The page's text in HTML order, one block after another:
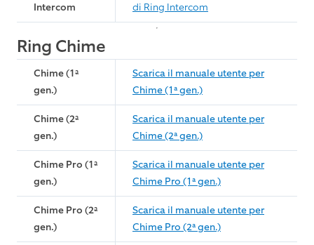
Intercom
di Ring Intercom
Ring Chime
Chime (1ª
gen.)
Scarica il manuale utente per
Chime (1ª gen.)
Chime (2ª
gen.)
Scarica il manuale utente per
Chime (2ª gen.)
Chime Pro (1ª
gen.)
Scarica il manuale utente per
Chime Pro (1ª gen.)
Chime Pro (2ª
gen.)
Scarica il manuale utente per
Chime Pro (2ª gen.)